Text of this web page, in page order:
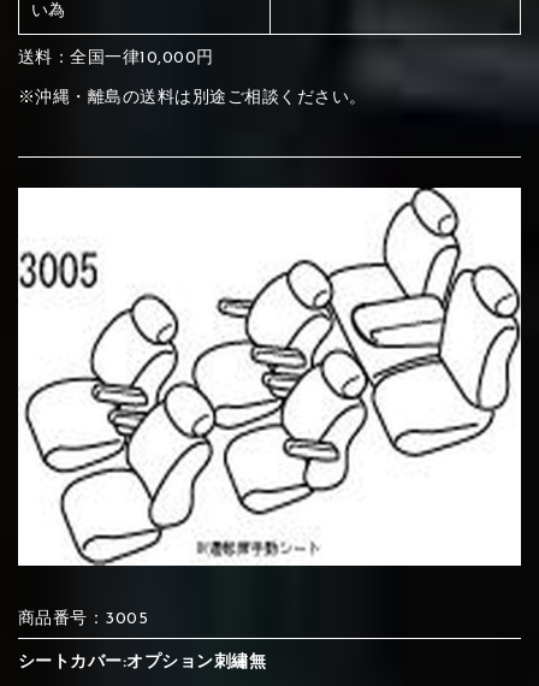
④Brown ⑤Dark Brown ⑥Yellow
⑨Pink
⑩White ⑪Black ⑫Ivory
⑬Light gray ⑭Caramel
⑦Blue ⑧Orange ⑨Pink
⑩White ⑪Black ⑫Ivory
⑬Light gray ⑭Caramel ⑮Wine red
①Beige
⑥Yellow
⑦Blue ⑧Orange ⑨Pink
④Beige ⑤Ivory ⑥Red
⑦Wine-red ⑧Yellow ⑨Orange
④Beige ⑤Ivory ⑥Red
⑦Wine-red ⑧Yellow ⑨Orange
⑩Brown
い為
送料：全国一律10,000円
※沖縄・離島の送料は別途ご相談ください。
商品番号：3005
シートカバー:オプション刺繡無